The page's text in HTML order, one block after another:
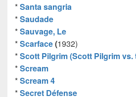
*Santa sangria
*Saudade
*Sauvage, Le
*Scarface(1932)
*Scott Pilgrim (Scott Pilgrim vs.
*Scream
*Scream 4
*Secret Défense